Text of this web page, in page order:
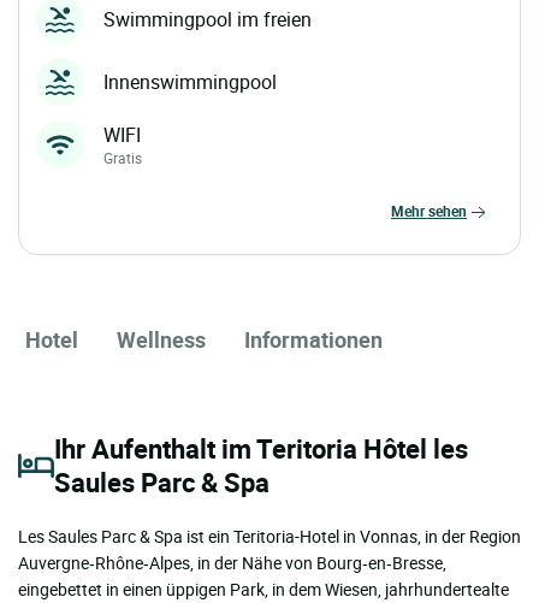
Swimmingpool im freien
Innenswimmingpool
WIFI
Gratis
mehr sehen
Hotel Wellness Informationen
Ihr Aufenthalt im Teritoria Hôtel les
Saules Parc & Spa
Les Saules Parc & Spa ist ein Teritoria-Hotel in Vonnas, in der Region
Auvergne‑Rhône‑Alpes, in der Nähe von Bourg‑en‑Bresse,
eingebettet in einen üppigen Park, in dem Wiesen, jahrhundertealte